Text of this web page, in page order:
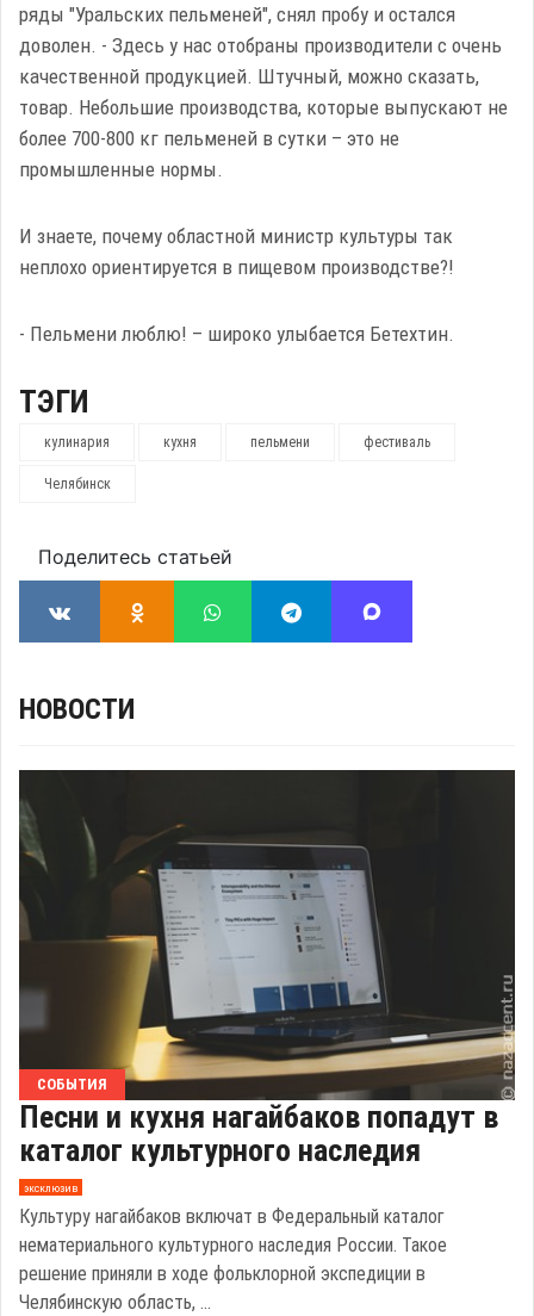
ряды "Уральских пельменей", снял пробу и остался
доволен. - Здесь у нас отобраны производители с очень
качественной продукцией. Штучный, можно сказать,
товар. Небольшие производства, которые выпускают не
более 700-800 кг пельменей в сутки – это не
промышленные нормы.
И знаете, почему областной министр культуры так
неплохо ориентируется в пищевом производстве?!
- Пельмени люблю! – широко улыбается Бетехтин.
ТЭГИ
кулинария кухня пельмени фестиваль
Челябинск
Поделитесь статьей
НОВОСТИ
СОБЫТИЯ
Песни и кухня нагайбаков попадут в
каталог культурного наследия
эксклюзив
Культуру нагайбаков включат в Федеральный каталог
нематериального культурного наследия России. Такое
решение приняли в ходе фольклорной экспедиции в
Челябинскую область, ...